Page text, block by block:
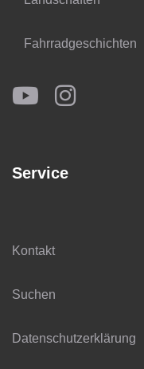
Fahrradgeschichten
Service
Kontakt
Suchen
Datenschutzerklärung